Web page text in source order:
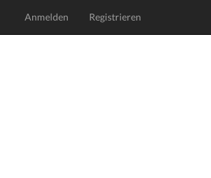
Anmelden Registrieren